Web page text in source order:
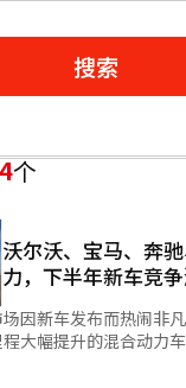
搜索
个
沃尔沃、宝马、奔
力，下半年新车竞
因新车发布而热闹非
大幅提升的混合动力
内外汽车制造商计划推